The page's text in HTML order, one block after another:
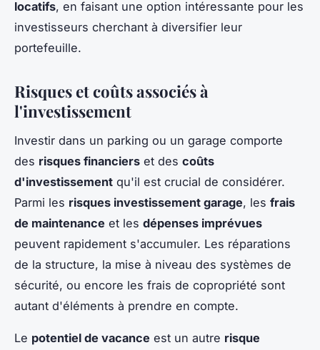
locatifs, en faisant une option intéressante pour les
investisseurs cherchant à diversifier leur
portefeuille.
Risques et coûts associés à
l'investissement
Investir dans un parking ou un garage comporte
des risques financiers et des coûts
d'investissement qu'il est crucial de considérer.
Parmi les risques investissement garage, les frais
de maintenance et les dépenses imprévues
peuvent rapidement s'accumuler. Les réparations
de la structure, la mise à niveau des systèmes de
sécurité, ou encore les frais de copropriété sont
autant d'éléments à prendre en compte.
Le potentiel de vacance est un autre risque